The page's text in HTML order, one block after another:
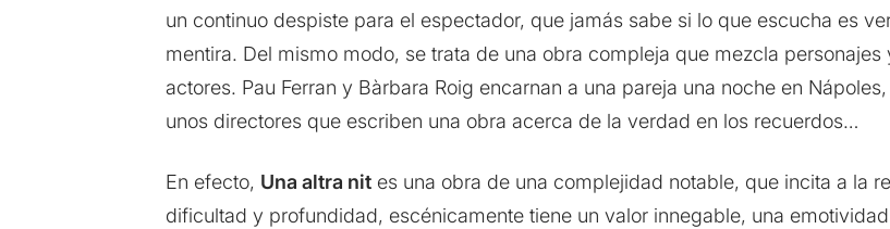
un continuo despiste para el espectador, que jamás sabe si lo que escucha es
mentira. Del mismo modo, se trata de una obra compleja que mezcla
actores. Pau Ferran y Bàrbara Roig encarnan a una pareja una noche en
unos directores que escriben una obra acerca de la verdad en los recuerdos…
En efecto, Una altra nites una obra de una complejidad notable, que incita a la
dificultad y profundidad, escénicamente tiene un valor innegable, una